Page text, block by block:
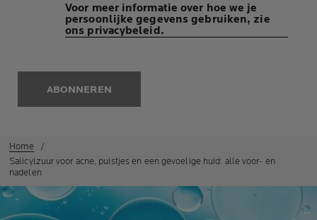
Voor meer informatie over hoe we je
persoonlijke gegevens gebruiken, zie
ons privacybeleid.
ABONNEREN
Home
Salicylzuur voor acne, puistjes en een gevoelige huid: alle voor- en
nadelen